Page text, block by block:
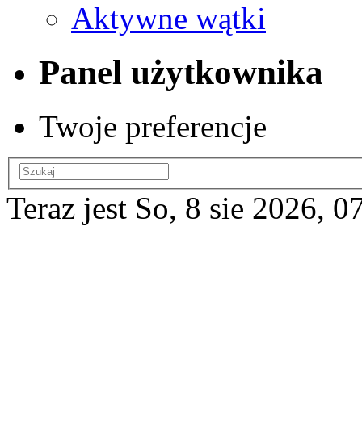
Aktywne wątki
Panel użytkownika
Twoje preferencje
Teraz jest So, 8 sie 2026,